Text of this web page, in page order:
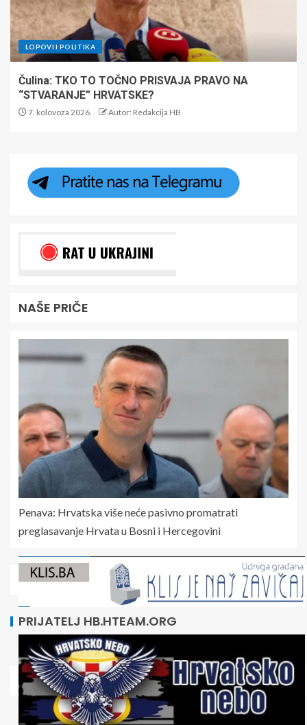
LOPOVI I POLITIKA
Čulina: TKO TO TOČNO PRISVAJA PRAVO NA
“STVARANJE” HRVATSKE?
7. kolovoza 2026. Autor: Redakcija HB
NAŠE PRIČE
Penava: Hrvatska više neće pasivno promatrati
preglasavanje Hrvata u Bosni i Hercegovini
PRIJATELJ HB.HTEAM.ORG